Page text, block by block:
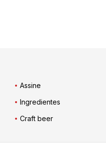
Assine
Ingredientes
Craft beer